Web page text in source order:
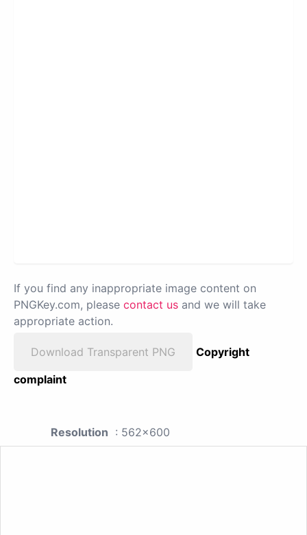
If you find any inappropriate image content on
PNGKey.com, please contact us and we will take
appropriate action.
Download Transparent PNG
Copyright
complaint
Resolution : 562x600